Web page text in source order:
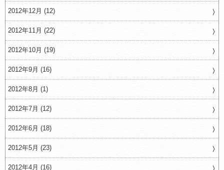
2012年12月 (12)
2012年11月 (22)
2012年10月 (19)
2012年9月 (16)
2012年8月 (1)
2012年7月 (12)
2012年6月 (18)
2012年5月 (23)
2012年4月 (16)